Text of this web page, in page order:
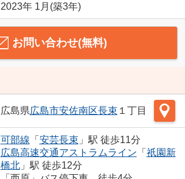
2023年 1月(築3年)
お問い合わせ(無料)
広島県広島市安佐南区長束 １丁目
可部線 「 安芸長束 」駅 徒歩11分
広島高速交通アストラムライン 「 祇園新
橋北」駅 徒歩12分